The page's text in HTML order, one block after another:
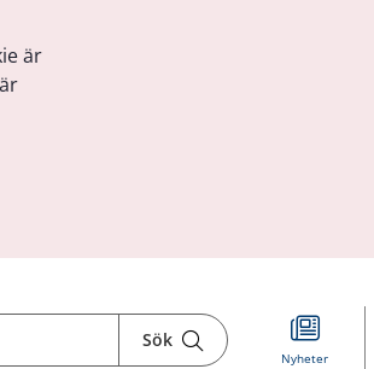
är
Sök
Nyheter